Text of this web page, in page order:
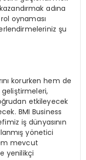
adına
oynaması
şu
korurken hem de
geliştirmeleri,
etkileyecek
BMI Business
iş dünyasının
yönetici
mevcut
yenilikçi